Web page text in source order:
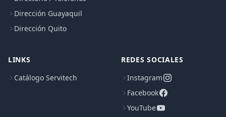
Dirección Guayaquil
Dirección Quito
LINKS
Catálogo Servitech
REDES SOCIALES
Instagram
Facebook
YouTube